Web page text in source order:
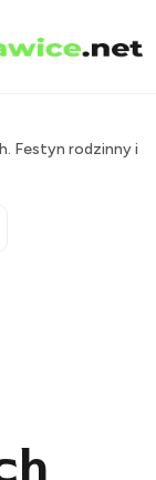
Festyn rodzinny i